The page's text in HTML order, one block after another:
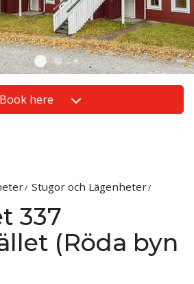
Book here
Stugor och Lägenheter
337
(Röda byn